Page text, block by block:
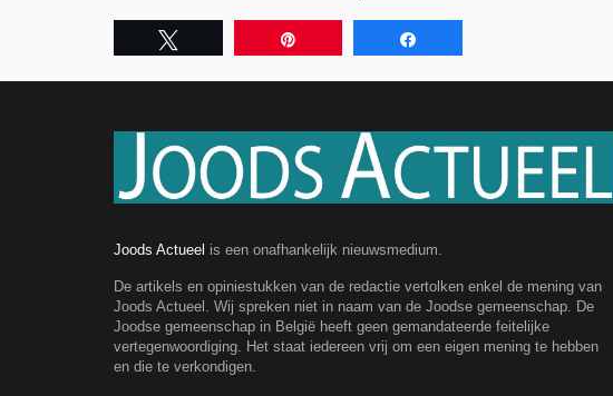
Joods Actueel is een onafhankelijk nieuwsmedium.
De artikels en opiniestukken van de redactie vertolken enkel de mening van
Joods Actueel. Wij spreken niet in naam van de Joodse gemeenschap. De
Joodse gemeenschap in België heeft geen gemandateerde feitelijke
vertegenwoordiging. Het staat iedereen vrij om een eigen mening te hebben
en die te verkondigen.